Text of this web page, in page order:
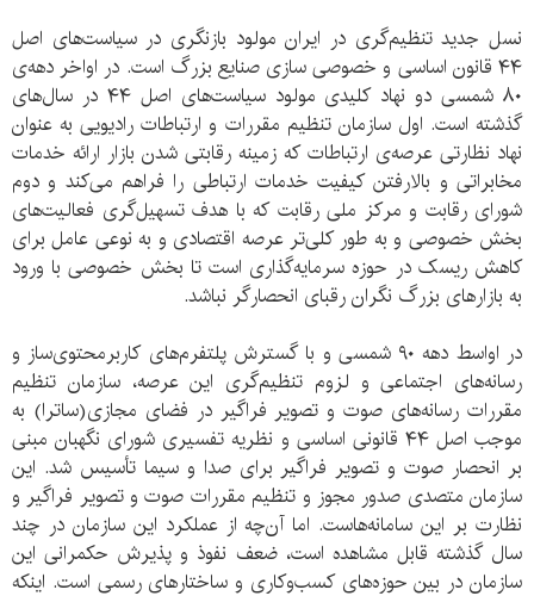
نسل جدید تنظیم‌گری در ایران مولود بازنگری در سیاست‌های اصل
۴۴ قانون اساسی و خصوصی سازی صنایع بزرگ است. در اواخر دهه‌ی
۸۰ شمسی دو نهاد کلیدی مولود سیاست‌های اصل ۴۴ در سال‌های
گذشته است. اول سازمان تنظیم مقررات و ارتباطات رادیویی به عنوان
نهاد نظارتی عرصه‌ی ارتباطات که زمینه‌ رقابتی شدن بازار ارائه خدمات
مخابراتی و بالارفتن کیفیت خدمات ارتباطی را فراهم می‌کند و دوم
شورای رقابت و مرکز ملی رقابت که با هدف تسهیل‌گری فعالیت‌های
بخش خصوصی و به طور کلی‌تر عرصه اقتصادی و به نوعی عامل برای
کاهش ریسک در حوزه‌ سرمایه‌گذاری است تا بخش خصوصی با ورود
به بازار‌های بزرگ نگران رقبای انحصارگر نباشد.
در اواسط دهه‌ ۹۰ شمسی و با گسترش پلتفرم‌های کاربر‌محتوی‌ساز و
رسانه‌‌های اجتماعی و لزوم تنظیم‌گری این عرصه، سازمان تنظیم
مقررات رسانه‌های صوت و تصویر فراگیر در فضای مجازی(ساترا) به
موجب اصل ۴۴ قانونی اساسی و نظریه تفسیری شورای نگهبان مبنی
بر انحصار صوت و تصویر فراگیر برای صدا و سیما تأسیس شد. این
سازمان متصدی صدور مجوز و تنظیم مقررات صوت و تصویر فراگیر و
نظارت بر این سامانه‌هاست. اما آن‌چه از عملکرد این سازمان در چند
سال گذشته قابل مشاهده است، ضعف نفوذ و پذیرش حکمرانی این
سازمان در بین حوزه‌های کسب‌وکاری و ساختارهای رسمی است. اینکه